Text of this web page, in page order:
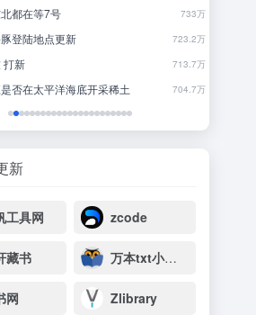
都在等7号 733万
登陆地点更新 723.2万
打新 713.7万
否在太平洋海底开采稀土 704.7万
新
工具网 zcode
藏书 万本txt小说下载网
网 Zlibrary